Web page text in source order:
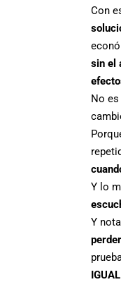
Con
sin el
No
Y lo
Y